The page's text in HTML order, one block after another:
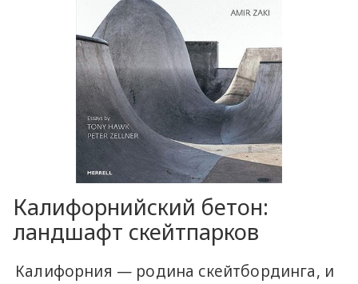
Калифорнийский бетон:
ландшафт скейтпарков
Калифорния — родина скейтбординга, и